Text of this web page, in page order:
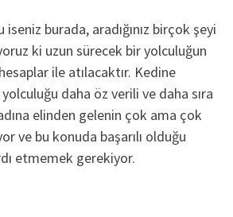
burada, aradığınız birçok şeyi
ki uzun sürecek bir yolculuğun
ile atılacaktır. Kedine
daha öz verili ve daha sıra
elinden gelenin çok ama çok
ve bu konuda başarılı olduğu
etmemek gerekiyor.